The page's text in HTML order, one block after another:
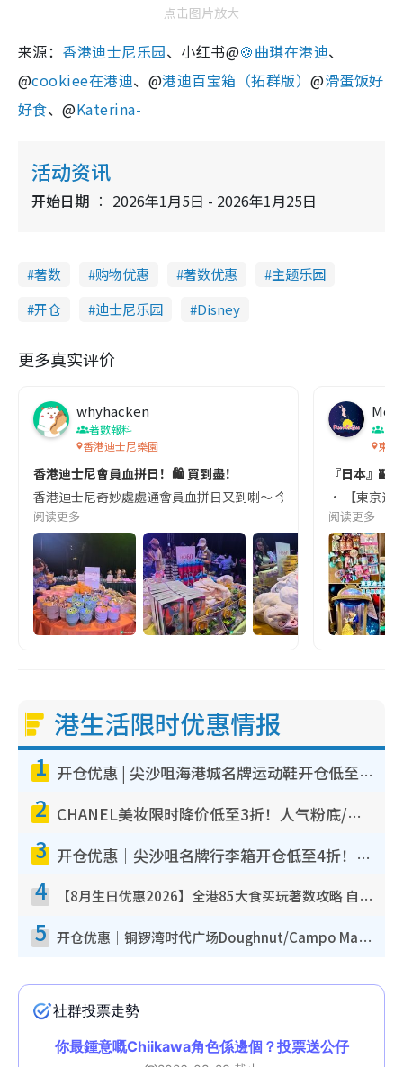
点击图片放大
来源： 香港迪士尼乐园、小红书@🍪曲琪在港迪、
@cookiee在港迪、@港迪百宝箱（拓群版）@滑蛋饭好
好食、@Katerina-
活动资讯
开始日期 2026年1月5日 - 2026年1月25日
著数 购物优惠 著数优惠
主题乐园
开仓
迪士尼乐园 Disney
更多真实评价
whyhacken
著數報料
香港迪士尼樂園
香港迪士尼會員血拼日！🛍️ 買到盡！
香港迪士尼奇妙處處通會員血拼日又到喇～ 今次夏季購物日由9
阅读更多
東京
『日本』🏰
• 【東京迪
阅读更多
港生活限时优惠情报
1 开仓优惠 | 尖沙咀海港城名牌运动鞋开仓低至1折！On鞋$899起/Joy&Peace鞋履$98起
2 CHANEL美妆限时降价低至3折！人气粉底/唇膏/精华液低至$275！COCO香水都有平
3 开仓优惠｜尖沙咀名牌行李箱开仓低至4折！一连5日 American Tourister/ace./Hallmark $200起
4 【8月生日优惠2026】全港85大食买玩著数攻略 自助餐/火锅放题同行免费＋诚品/DONKI送现金券
5 开仓优惠｜铜锣湾时代广场Doughnut/Campo Marzio开仓低至1折！背囊、书包、手袋劈价$200起